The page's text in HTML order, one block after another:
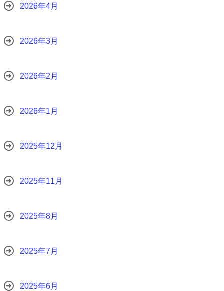
2026年4月
2026年3月
2026年2月
2026年1月
2025年12月
2025年11月
2025年8月
2025年7月
2025年6月